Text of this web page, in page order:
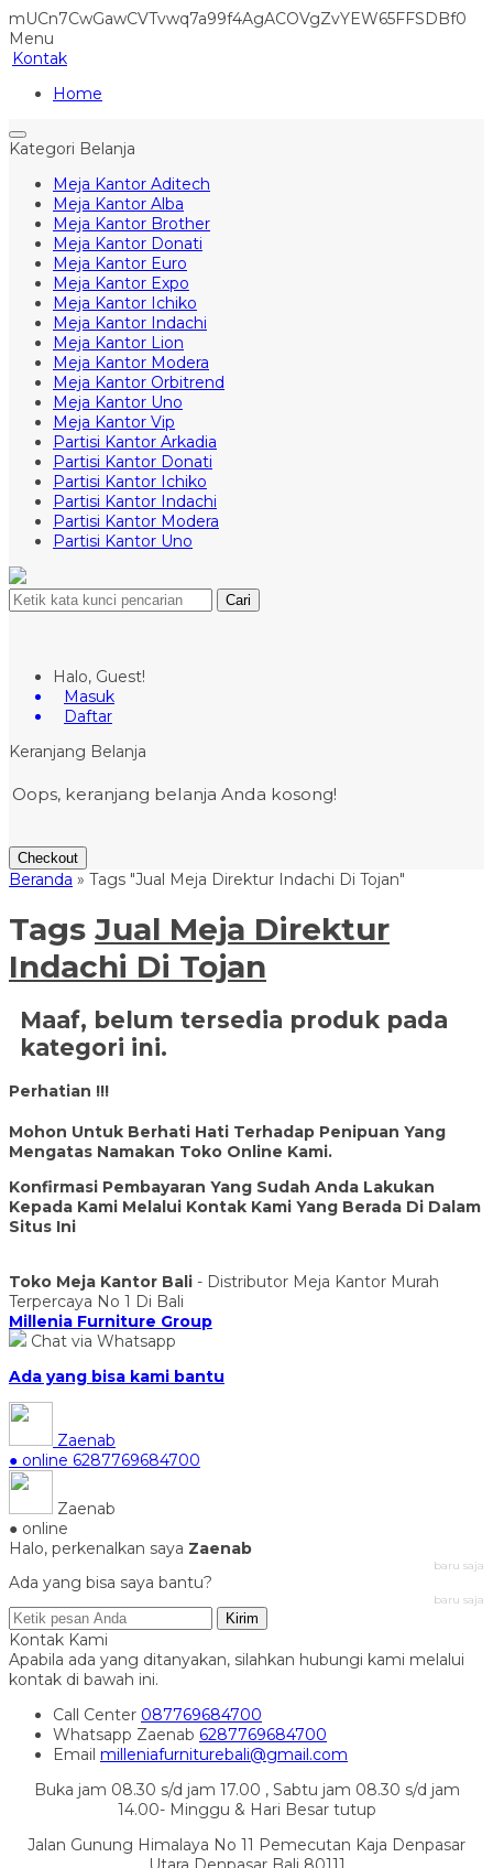
mUCn7CwGawCVTvwq7a99f4AgACOVgZvYEW65FFSDBf0
Menu
Kontak
Home
Kategori Belanja
Meja Kantor Aditech
Meja Kantor Alba
Meja Kantor Brother
Meja Kantor Donati
Meja Kantor Euro
Meja Kantor Expo
Meja Kantor Ichiko
Meja Kantor Indachi
Meja Kantor Lion
Meja Kantor Modera
Meja Kantor Orbitrend
Meja Kantor Uno
Meja Kantor Vip
Partisi Kantor Arkadia
Partisi Kantor Donati
Partisi Kantor Ichiko
Partisi Kantor Indachi
Partisi Kantor Modera
Partisi Kantor Uno
Cari
Halo, Guest!
Masuk
Daftar
Keranjang Belanja
Oops, keranjang belanja Anda kosong!
Checkout
Beranda » Tags "Jual Meja Direktur Indachi Di Tojan"
Tags Jual Meja Direktur
Indachi Di Tojan
Maaf, belum tersedia produk pada
kategori ini.
Perhatian !!!
Mohon Untuk Berhati Hati Terhadap Penipuan Yang
Mengatas Namakan Toko Online Kami.
Konfirmasi Pembayaran Yang Sudah Anda Lakukan
Kepada Kami Melalui Kontak Kami Yang Berada Di Dalam
Situs Ini
Toko Meja Kantor Bali - Distributor Meja Kantor Murah
Terpercaya No 1 Di Bali
Millenia Furniture Group
Chat via Whatsapp
Ada yang bisa kami bantu
Zaenab
● online 6287769684700
Zaenab
● online
Halo, perkenalkan saya Zaenab
baru saja
Ada yang bisa saya bantu?
baru saja
Kirim
Kontak Kami
Apabila ada yang ditanyakan, silahkan hubungi kami melalui
kontak di bawah ini.
Call Center 087769684700
Whatsapp Zaenab 6287769684700
Email milleniafurniturebali@gmail.com
Buka jam 08.30 s/d jam 17.00 , Sabtu jam 08.30 s/d jam
14.00- Minggu & Hari Besar tutup
Jalan Gunung Himalaya No 11 Pemecutan Kaja Denpasar